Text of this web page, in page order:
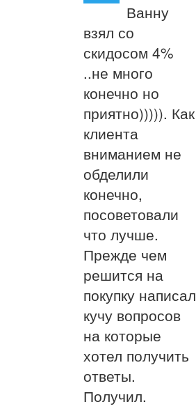
Ванну
взял со
скидосом 4%
..не много
конечно но
приятно))))). Как
клиента
вниманием не
обделили
конечно,
посоветовали
что лучше.
Прежде чем
решится на
покупку написал
кучу вопросов
на которые
хотел получить
ответы.
Получил.